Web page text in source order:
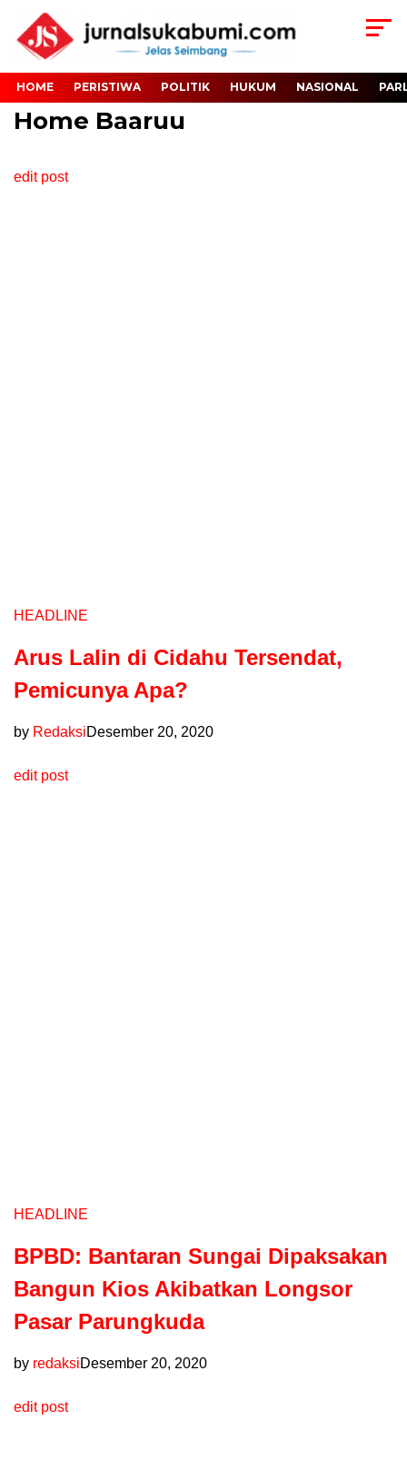
HOME PERISTIWA POLITIK HUKUM NASIONAL
Home Baaruu
edit post
HEADLINE
Arus Lalin di Cidahu Tersendat,
Pemicunya Apa?
by RedaksiDesember 20, 2020
edit post
HEADLINE
BPBD: Bantaran Sungai Dipaksakan
Bangun Kios Akibatkan Longsor
Pasar Parungkuda
by redaksiDesember 20, 2020
edit post